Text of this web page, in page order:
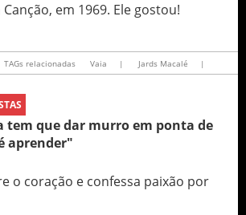
em 1969. Ele gostou!
TAGs relacionadas Vaia | Jards Macalé |
tem que dar murro em ponta de
aprender"
o coração e confessa paixão por